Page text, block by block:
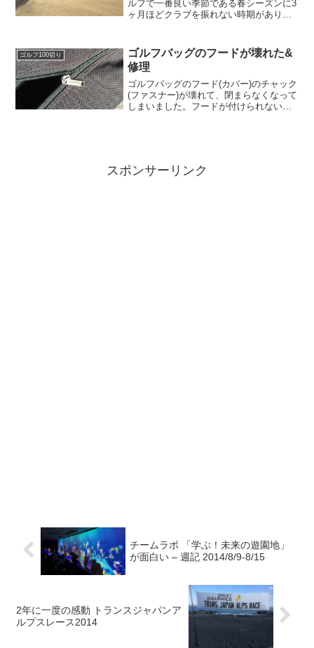
ルフで一番良い季節である春シーズンに3
ヶ月ほどクラブを振れない時期がありま
中です。過去の総括 → 2022年 2022年
2021年...
ゴルフ100切り
ゴルフバッグのフードが壊れた&
修理
ゴルフバッグのフード(カバー)のチャック
(ファスナー)が壊れて、閉まらなくなって
しまいました。フードが付けられない
スポンサーリンク
チームラボ 「学ぶ！未来の遊園地」
が面白い – 週記 2014/8/9-8/15
2年に一度の感動 トランスジャパンア
ルプスレース2014